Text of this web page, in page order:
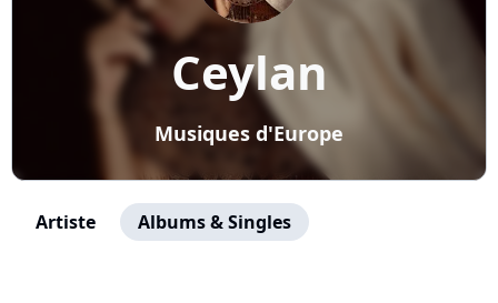
Ceylan
Musiques d'Europe
Artiste Albums & Singles